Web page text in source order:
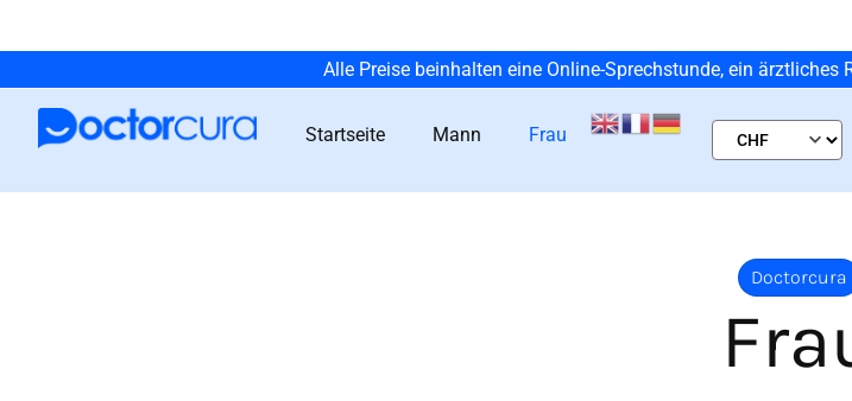
Alle Preise beinhalten eine Online-Sprechstunde, ein
Startseite Mann Frau
Doctorcura